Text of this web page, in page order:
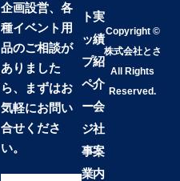
企画設営、各
種イベント用
品のご相談が
ありました
ら、まずはお
気軽にお問い
合せくださ
い。
ト
ッ
プ
ペ
ー
ジ
事
業
実
績
紹
介
会
社
案
内
Copyright ©
株式会社とさ
All Rights
Reserved.